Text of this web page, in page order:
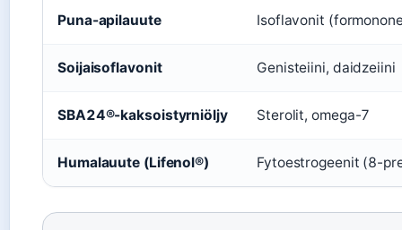
Puna-apilauute Isoflavonit
Soijaisoflavonit Genisteiini, daidzeiini
SBA24®-kaksoistyrniöljy Sterolit, omega-7
Humalauute (Lifenol®) Fytoestrogeenit (8-